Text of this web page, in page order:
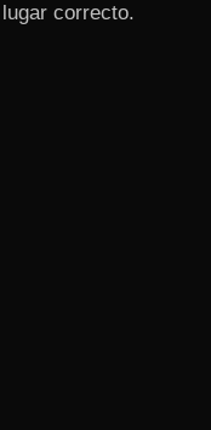
correcto.